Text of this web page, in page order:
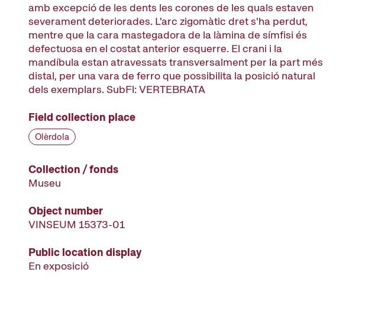
amb excepció de les dents les corones de les quals estaven
severament deteriorades. L'arc zigomàtic dret s'ha perdut,
mentre que la cara mastegadora de la làmina de símfisi és
defectuosa en el costat anterior esquerre. El crani i la
mandíbula estan atravessats transversalment per la part més
distal, per una vara de ferro que possibilita la posició natural
dels exemplars. SubFl: VERTEBRATA
Field collection place
Olèrdola
Collection / fonds
Museu
Object number
VINSEUM 15373-01
Public location display
En exposició